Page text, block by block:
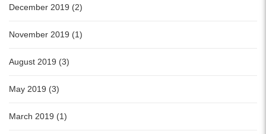
December 2019 (2)
November 2019 (1)
August 2019 (3)
May 2019 (3)
March 2019 (1)